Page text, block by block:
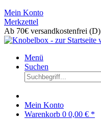
Mein Konto
Merkzettel
Ab 70€ versandkostenfrei (D)
Menü
Suchen
Mein Konto
Warenkorb 0 0,00 € *